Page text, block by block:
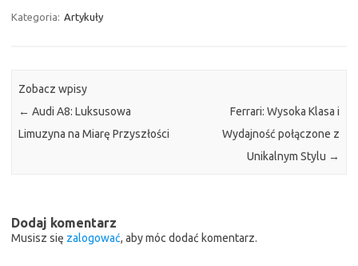
Kategoria: Artykuły
Zobacz wpisy
← Audi A8: Luksusowa
Limuzyna na Miarę Przyszłości
Ferrari: Wysoka Klasa i
Wydajność połączone z
Unikalnym Stylu →
Dodaj komentarz
Musisz się zalogować, aby móc dodać komentarz.